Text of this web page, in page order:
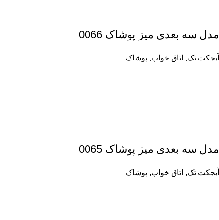
مدل سه بعدی میز پوشاک 0066
آبجکت تک, اتاق خواب, پوشاک
مدل سه بعدی میز پوشاک 0065
آبجکت تک, اتاق خواب, پوشاک